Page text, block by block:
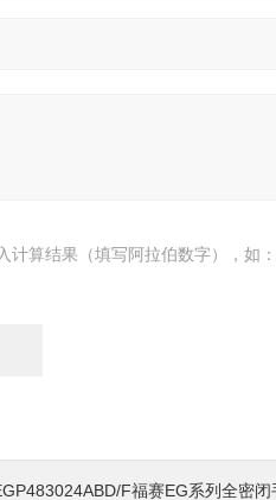
计算结果（填写阿拉伯数字），如
F福赛EG系列全密闭手套